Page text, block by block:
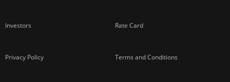
Investors Rate Card
Privacy Policy Terms and Conditions